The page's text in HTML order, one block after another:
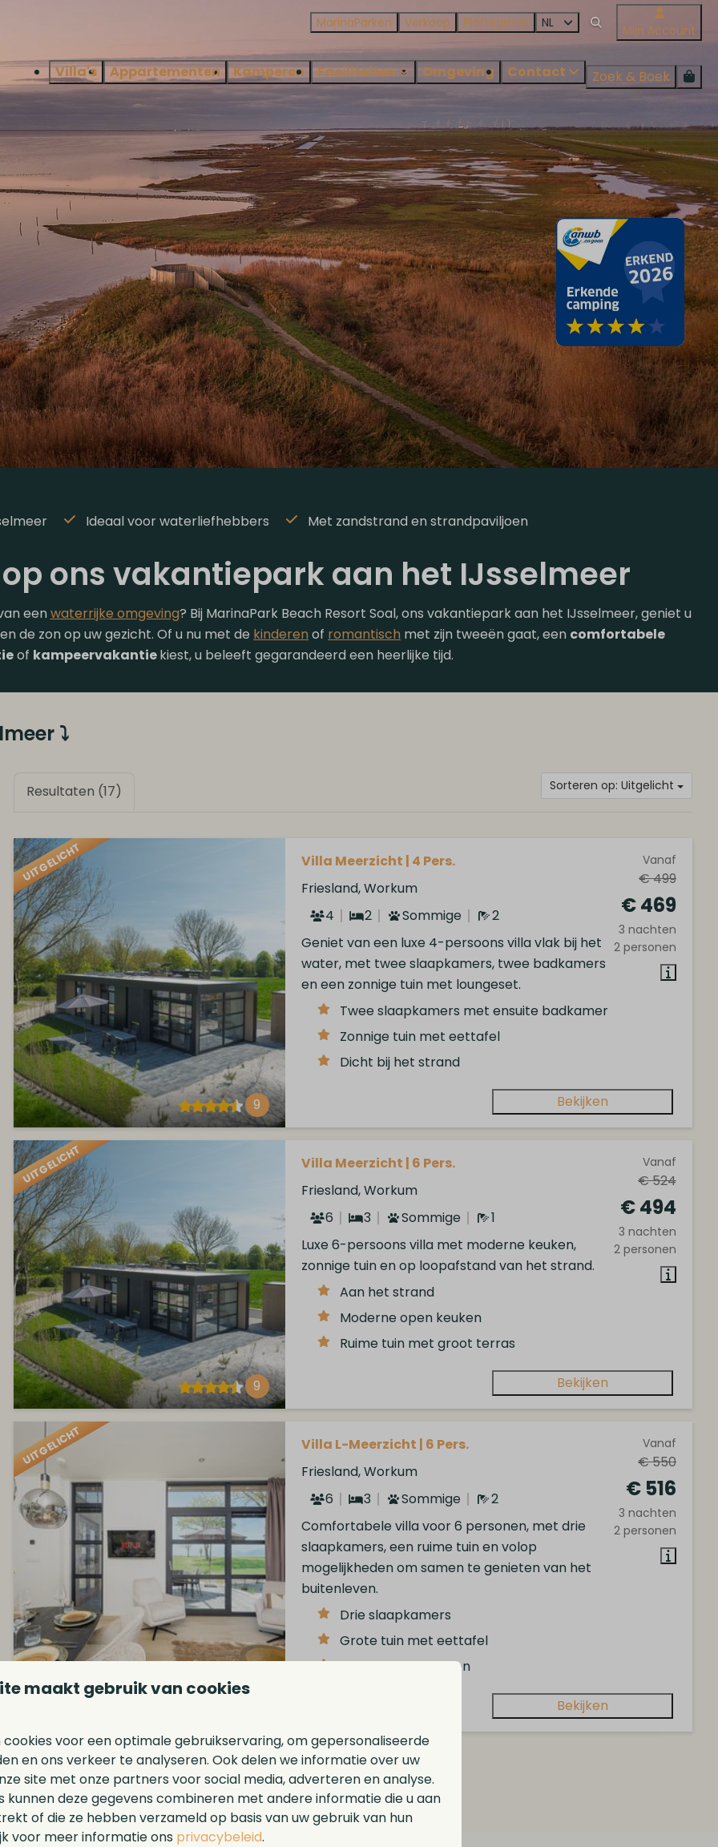
MarinaParken Verkoop Plattegrond NL Mijn Account
Villa's Appartementen Kamperen Faciliteiten Omgeving Contact Zoek & Boek
Ideaal voor waterliefhebbers Met zandstrand en strandpaviljoen
ons vakantiepark aan het IJsselmeer
eenwaterrijke omgeving? Bij MarinaPark Beach Resort Soal, ons vakantiepark aan het IJsselmeer, geniet u
de zon op uw gezicht. Of u nu met de kinderen of romantisch met zijn tweeën gaat, een comfortabele
of kampeervakantiekiest, u beleeft gegarandeerd een heerlijke tijd.
⤵
Sorteren op: Uitgelicht
Resultaten (17)
UITGELICHT
9
Vanaf
€ 499
€ 469
3 nachten
2 personen
Villa Meerzicht | 4 Pers.
Friesland, Workum
4
2 Sommige
2
Geniet van een luxe 4-persoons villa vlak bij het
water, met twee slaapkamers, twee badkamers
en een zonnige tuin met loungeset.
Twee slaapkamers met ensuite badkamer
Zonnige tuin met eettafel
Dicht bij het strand
Bekijken
UITGELICHT
9
Vanaf
€ 524
€ 494
3 nachten
2 personen
Villa Meerzicht | 6 Pers.
Friesland, Workum
6
3 Sommige
1
Luxe 6-persoons villa met moderne keuken,
zonnige tuin en op loopafstand van het strand.
Aan het strand
Moderne open keuken
Ruime tuin met groot terras
Bekijken
UITGELICHT Vanaf
€ 550
€ 516
3 nachten
2 personen
Villa L-Meerzicht | 6 Pers.
Friesland, Workum
6
3 Sommige
2
Comfortabele villa voor 6 personen, met drie
slaapkamers, een ruime tuin en volop
mogelijkheden om samen te genieten van het
buitenleven.
Drie slaapkamers
Grote tuin met eettafel
Ideaal voor gezinnen
Bekijken
Meer resultaten (14)
maakt gebruik van cookies
cookies voor een optimale gebruikservaring, om gepersonaliseerde
en ons verkeer te analyseren. Ook delen we informatie over uw
site met onze partners voor social media, adverteren en analyse.
kunnen deze gegevens combineren met andere informatie die u aan
of die ze hebben verzameld op basis van uw gebruik van hun
voor meer informatie ons privacybeleid.